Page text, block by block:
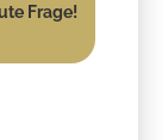
Frage!